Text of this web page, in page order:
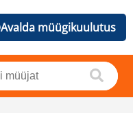
Avalda müügikuulutus